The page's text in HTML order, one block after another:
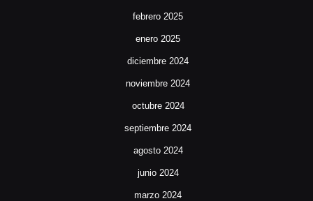
febrero 2025
enero 2025
diciembre 2024
noviembre 2024
octubre 2024
septiembre 2024
agosto 2024
junio 2024
marzo 2024